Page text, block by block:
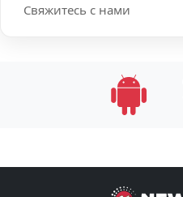
Свяжитесь с нами